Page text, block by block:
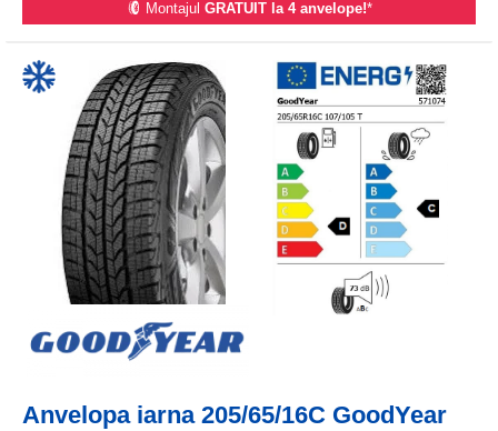
Montajul GRATUIT la 4 anvelope!*
Anvelopa iarna 205/65/16C GoodYear